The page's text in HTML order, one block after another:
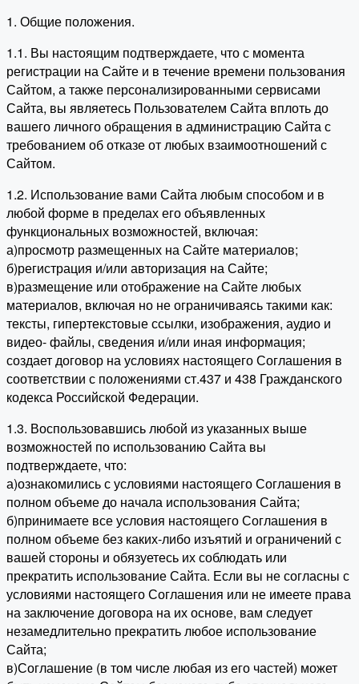
1. Общие положения.
1.1. Вы настоящим подтверждаете, что с момента
регистрации на Сайте и в течение времени пользования
Сайтом, а также персонализированными сервисами
Сайта, вы являетесь Пользователем Сайта вплоть до
вашего личного обращения в администрацию Сайта с
требованием об отказе от любых взаимоотношений с
Сайтом.
1.2. Использование вами Сайта любым способом и в
любой форме в пределах его объявленных
функциональных возможностей, включая:
а)просмотр размещенных на Сайте материалов;
б)регистрация и/или авторизация на Сайте;
в)размещение или отображение на Сайте любых
материалов, включая но не ограничиваясь такими как:
тексты, гипертекстовые ссылки, изображения, аудио и
видео- файлы, сведения и/или иная информация;
создает договор на условиях настоящего Соглашения в
соответствии с положениями ст.437 и 438 Гражданского
кодекса Российской Федерации.
1.3. Воспользовавшись любой из указанных выше
возможностей по использованию Сайта вы
подтверждаете, что:
а)ознакомились с условиями настоящего Соглашения в
полном объеме до начала использования Сайта;
б)принимаете все условия настоящего Соглашения в
полном объеме без каких-либо изъятий и ограничений с
вашей стороны и обязуетесь их соблюдать или
прекратить использование Сайта. Если вы не согласны с
условиями настоящего Соглашения или не имеете права
на заключение договора на их основе, вам следует
незамедлительно прекратить любое использование
Сайта;
в)Соглашение (в том числе любая из его частей) может